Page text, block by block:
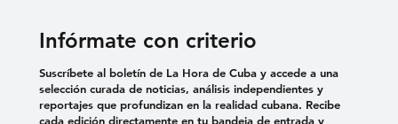
Infórmate con criterio
Suscríbete al boletín de La Hora de Cuba y accede a una
selección curada de noticias, análisis independientes y
reportajes que profundizan en la realidad cubana. Recibe
cada edición directamente en tu bandeja de entrada y